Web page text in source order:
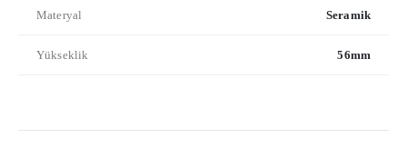
Materyal Seramik
Yükseklik 56mm